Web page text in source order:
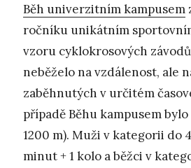
Běh univerzitním kampusem
ročníku unikátním
vzoru cyklokrosových
neběželo na vzdálenost, ale
zaběhnutých v určitém
případě Běhu kampusem
1200 m). Muži v kategorii do
minut + 1 kolo a běžci v